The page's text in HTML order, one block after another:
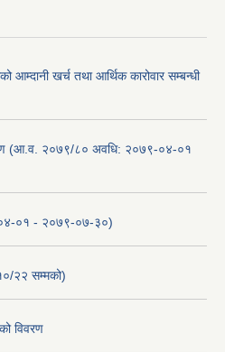
खर्च तथा आर्थिक कारोवार सम्बन्धी
(आ.व. २०७९/८० अवधि: २०७९-०४-०१
०१ - २०७९-०७-३०)
२२ सम्मको)
विवरण